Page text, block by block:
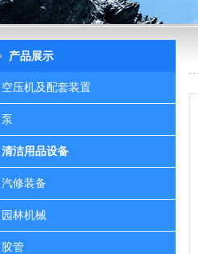
产品展示
空压机及配套装置
泵
清洁用品设备
汽修装备
园林机械
胶管